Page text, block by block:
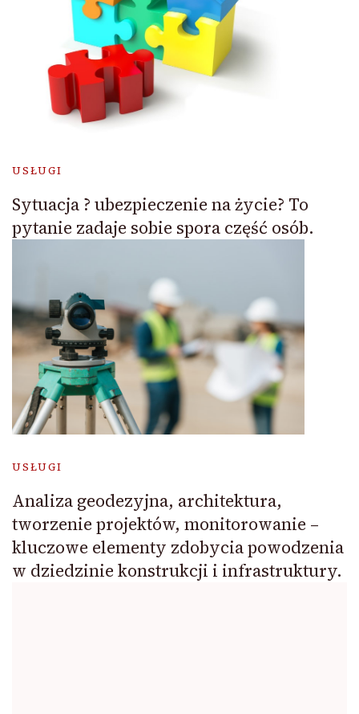
USŁUGI
Sytuacja ? ubezpieczenie na życie? To
pytanie zadaje sobie spora część osób.
USŁUGI
Analiza geodezyjna, architektura,
tworzenie projektów, monitorowanie –
kluczowe elementy zdobycia powodzenia
w dziedzinie konstrukcji i infrastruktury.